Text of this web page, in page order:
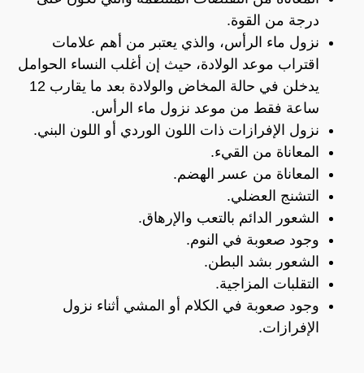
درجة من القوة.
نزول ماء الرأس، والذي يعتبر من أهم علامات
اقتراب موعد الولادة، حيث إن أغلب النساء الحوامل
يدخلن في حالة المخاض والولادة بعد ما يقارب 12
ساعة فقط من موعد نزول ماء الرأس.
نزول الإفرازات ذات اللون الوردي أو اللون البني.
المعاناة من القيء.
المعاناة من عسر الهضم.
التشنج العضلي.
الشعور الدائم بالتعب والإرهاق.
وجود صعوبة في النوم.
الشعور بشد البطن.
التقلبات المزاجية.
وجود صعوبة في الكلام أو المشي أثناء نزول
الإفرازات.